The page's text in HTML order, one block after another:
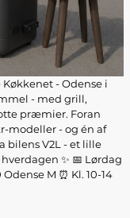
- Odense i
- med grill,
præmier. Foran
modeller - og én af
bilens V2L - et lille
✨ 📅 Lørdag
M ⏰ Kl. 10-14